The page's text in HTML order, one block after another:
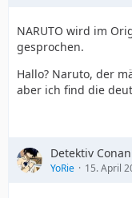
NARUTO wird im
gesprochen.
Hallo? Naruto, der
aber ich find die
Detektiv Conan
YoRie 15. April